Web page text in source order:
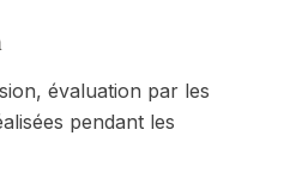
évaluation par les
pendant les